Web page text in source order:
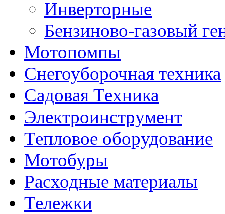
Инверторные
Бензиново-газовый
Мотопомпы
Снегоуборочная техника
Садовая Техника
Электроинструмент
Тепловое оборудование
Мотобуры
Расходные материалы
Тележки